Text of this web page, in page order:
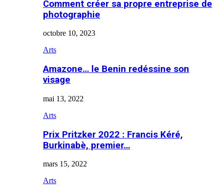
Comment créer sa propre entreprise de
photographie
octobre 10, 2023
Arts
Amazone… le Benin redéssine son
visage
mai 13, 2022
Arts
Prix Pritzker 2022 : Francis Kéré,
Burkinabè, premier…
mars 15, 2022
Arts